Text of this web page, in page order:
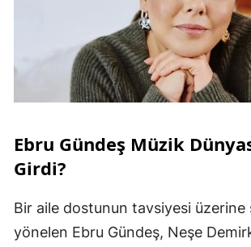
Ebru Gündeş Müzik
Girdi?
Bir aile dostunun tavsiyesi üzerine
yönelen Ebru Gündeş, Neşe